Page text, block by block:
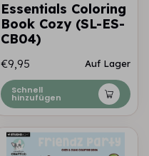
Essentials Coloring
Book Cozy (SL-ES-
CB04)
€9,95 Auf Lager
Schnell
hinzufügen